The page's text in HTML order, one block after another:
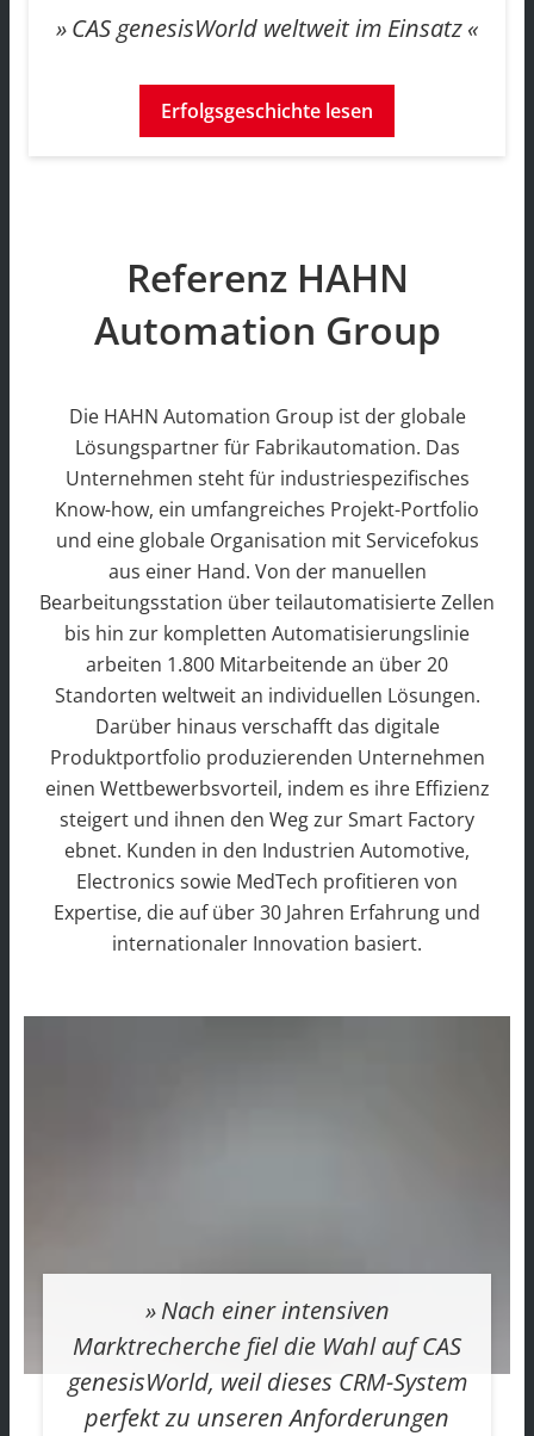
CAS genesisWorld weltweit im Einsatz
Erfolgsgeschichte lesen
Referenz HAHN
Automation Group
Die HAHN Automation Group ist der globale
Lösungspartner für Fabrikautomation. Das
Unternehmen steht für industriespezifisches
Know-how, ein umfangreiches Projekt-Portfolio
und eine globale Organisation mit Servicefokus
aus einer Hand. Von der manuellen
Bearbeitungsstation über teilautomatisierte Zellen
bis hin zur kompletten Automatisierungslinie
arbeiten 1.800 Mitarbeitende an über 20
Standorten weltweit an individuellen Lösungen.
Darüber hinaus verschafft das digitale
Produktportfolio produzierenden Unternehmen
einen Wettbewerbsvorteil, indem es ihre Effizienz
steigert und ihnen den Weg zur Smart Factory
ebnet. Kunden in den Industrien Automotive,
Electronics sowie MedTech profitieren von
Expertise, die auf über 30 Jahren Erfahrung und
internationaler Innovation basiert.
Nach einer intensiven
Marktrecherche fiel die Wahl auf CAS
genesisWorld, weil dieses CRM-System
perfekt zu unseren Anforderungen